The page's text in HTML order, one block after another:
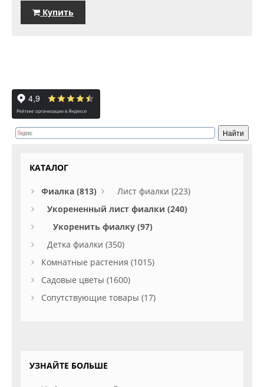
Купить
КАТАЛОГ
Фиалка (813)
Лист фиалки (223)
Укорененный лист фиалки (240)
Укоренить фиалку (97)
Детка фиалки (350)
Комнатные растения (1015)
Садовые цветы (1600)
Сопутствующие товары (17)
УЗНАЙТЕ БОЛЬШЕ